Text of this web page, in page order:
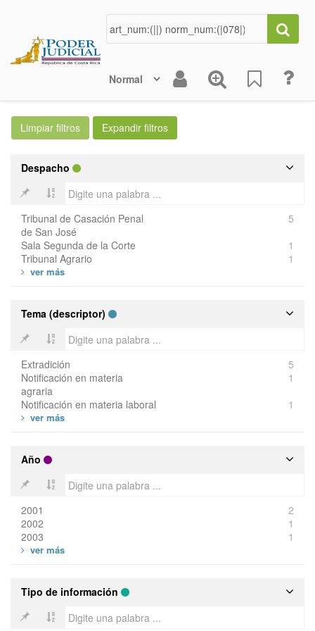
Despacho
Tribunal de Casación Penal
de San José
5
Sala Segunda de la Corte
1
Tribunal Agrario
1
Tema (descriptor)
Extradición
5
Notificación en materia
agraria
1
Notificación en materia laboral
1
Año
2001
2
2002
1
2003
1
Tipo de información